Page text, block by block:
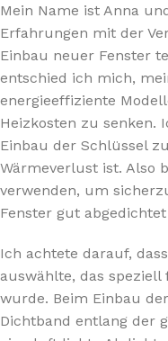
Mein Name ist Anna
Erfahrungen mit der
Einbau neuer Fenster
entschied ich mich,
energieeffiziente
Heizkosten zu senken.
Einbau der Schlüssel
Wärmeverlust ist. Also
verwenden, um
Fenster gut
Ich achtete darauf,
auswählte, das
wurde. Beim Einbau
Dichtband entlang der